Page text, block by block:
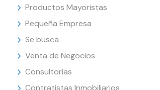
Productos Mayoristas
Pequeña Empresa
Se busca
Venta de Negocios
Consultorías
Contratistas Inmobiliarios